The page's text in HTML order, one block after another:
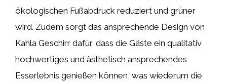
ökologischen Fußabdruck reduziert und grüner
wird. Zudem sorgt das ansprechende Design von
Kahla Geschirr dafür, dass die Gäste ein qualitativ
hochwertiges und ästhetisch ansprechendes
Esserlebnis genießen können, was wiederum die